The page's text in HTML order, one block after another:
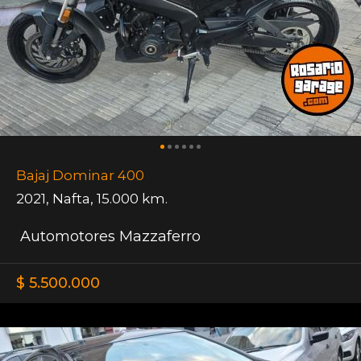
Bajaj Dominar 400
2021, Nafta, 15.000 km.
Automotores Mazzaferro
$ 5.500.000